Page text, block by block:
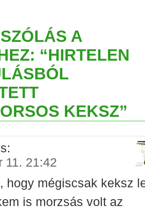
A
“HIRTELEN
KEKSZ”
11. 21:42
hogy mégiscsak keksz
is morzsás volt az